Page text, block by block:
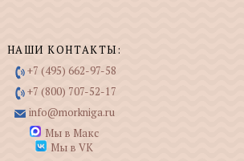
НАШИ КОНТАКТЫ:
+7 (495) 662-97-58
+7 (800) 707-52-17
info@morkniga.ru
Мы в Макс
Мы в VK